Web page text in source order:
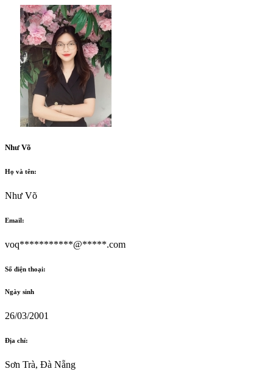
Như Võ
Họ và tên:
Như Võ
Email:
voq***********@*****.com
Số điện thoại:
Ngày sinh
26/03/2001
Địa chỉ:
Sơn Trà, Đà Nẵng